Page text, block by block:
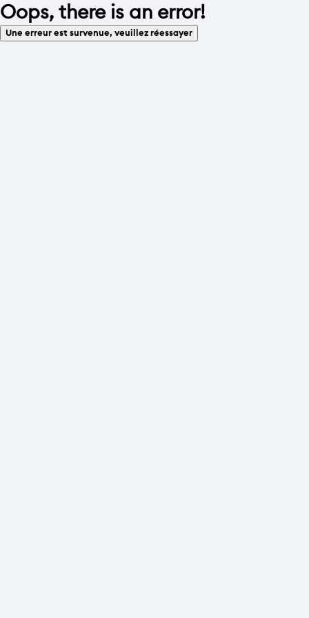
Oops, there is an error!
Une erreur est survenue, veuillez réessayer